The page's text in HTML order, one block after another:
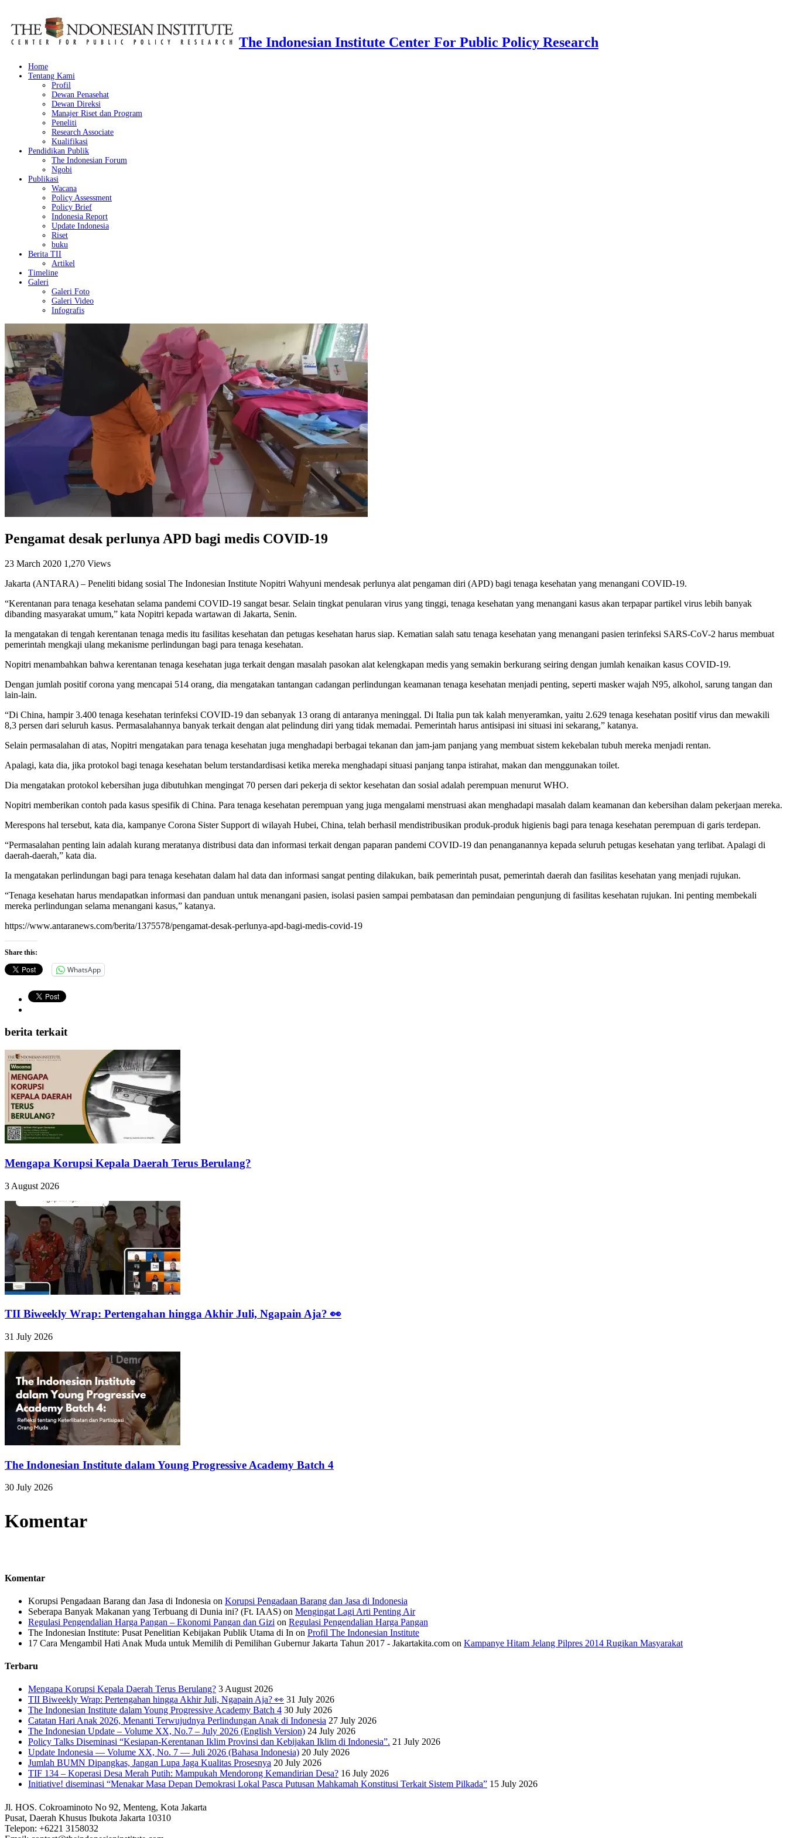
The Indonesian Institute Center For Public Policy Research
Home
Tentang Kami
Profil
Dewan Penasehat
Dewan Direksi
Manajer Riset dan Program
Peneliti
Research Associate
Kualifikasi
Pendidikan Publik
The Indonesian Forum
Ngobi
Publikasi
Wacana
Policy Assessment
Policy Brief
Indonesia Report
Update Indonesia
Riset
buku
Berita TII
Artikel
Timeline
Galeri
Galeri Foto
Galeri Video
Infografis
Pengamat desak perlunya APD bagi medis COVID-19
23 March 2020 1,270 Views
Jakarta (ANTARA) – Peneliti bidang sosial The Indonesian Institute Nopitri Wahyuni mendesak perlunya alat pengaman diri (APD) bagi tenaga kesehatan yang menangani COVID-19.
“Kerentanan para tenaga kesehatan selama pandemi COVID-19 sangat besar. Selain tingkat penularan virus yang tinggi, tenaga kesehatan yang menangani kasus akan terpapar partikel virus lebih banyak
dibanding masyarakat umum,” kata Nopitri kepada wartawan di Jakarta, Senin.
Ia mengatakan di tengah kerentanan tenaga medis itu fasilitas kesehatan dan petugas kesehatan harus siap. Kematian salah satu tenaga kesehatan yang menangani pasien terinfeksi SARS-CoV-2 harus membuat
pemerintah mengkaji ulang mekanisme perlindungan bagi para tenaga kesehatan.
Nopitri menambahkan bahwa kerentanan tenaga kesehatan juga terkait dengan masalah pasokan alat kelengkapan medis yang semakin berkurang seiring dengan jumlah kenaikan kasus COVID-19.
Dengan jumlah positif corona yang mencapai 514 orang, dia mengatakan tantangan cadangan perlindungan keamanan tenaga kesehatan menjadi penting, seperti masker wajah N95, alkohol, sarung tangan dan
lain-lain.
“Di China, hampir 3.400 tenaga kesehatan terinfeksi COVID-19 dan sebanyak 13 orang di antaranya meninggal. Di Italia pun tak kalah menyeramkan, yaitu 2.629 tenaga kesehatan positif virus dan mewakili
8,3 persen dari seluruh kasus. Permasalahannya banyak terkait dengan alat pelindung diri yang tidak memadai. Pemerintah harus antisipasi ini situasi ini sekarang,” katanya.
Selain permasalahan di atas, Nopitri mengatakan para tenaga kesehatan juga menghadapi berbagai tekanan dan jam-jam panjang yang membuat sistem kekebalan tubuh mereka menjadi rentan.
Apalagi, kata dia, jika protokol bagi tenaga kesehatan belum terstandardisasi ketika mereka menghadapi situasi panjang tanpa istirahat, makan dan menggunakan toilet.
Dia mengatakan protokol kebersihan juga dibutuhkan mengingat 70 persen dari pekerja di sektor kesehatan dan sosial adalah perempuan menurut WHO.
Nopitri memberikan contoh pada kasus spesifik di China. Para tenaga kesehatan perempuan yang juga mengalami menstruasi akan menghadapi masalah dalam keamanan dan kebersihan dalam pekerjaan mereka.
Merespons hal tersebut, kata dia, kampanye Corona Sister Support di wilayah Hubei, China, telah berhasil mendistribusikan produk-produk higienis bagi para tenaga kesehatan perempuan di garis terdepan.
“Permasalahan penting lain adalah kurang meratanya distribusi data dan informasi terkait dengan paparan pandemi COVID-19 dan penanganannya kepada seluruh petugas kesehatan yang terlibat. Apalagi di
daerah-daerah,” kata dia.
Ia mengatakan perlindungan bagi para tenaga kesehatan dalam hal data dan informasi sangat penting dilakukan, baik pemerintah pusat, pemerintah daerah dan fasilitas kesehatan yang menjadi rujukan.
“Tenaga kesehatan harus mendapatkan informasi dan panduan untuk menangani pasien, isolasi pasien sampai pembatasan dan pemindaian pengunjung di fasilitas kesehatan rujukan. Ini penting membekali
mereka perlindungan selama menangani kasus,” katanya.
https://www.antaranews.com/berita/1375578/pengamat-desak-perlunya-apd-bagi-medis-covid-19
Share this:
WhatsApp
berita terkait
Mengapa Korupsi Kepala Daerah Terus Berulang?
3 August 2026
TII Biweekly Wrap: Pertengahan hingga Akhir Juli, Ngapain Aja? 👀
31 July 2026
The Indonesian Institute dalam Young Progressive Academy Batch 4
30 July 2026
Komentar
Komentar
Korupsi Pengadaan Barang dan Jasa di Indonesia on Korupsi Pengadaan Barang dan Jasa di Indonesia
Seberapa Banyak Makanan yang Terbuang di Dunia ini? (Ft. IAAS) on Mengingat Lagi Arti Penting Air
Regulasi Pengendalian Harga Pangan – Ekonomi Pangan dan Gizi on Regulasi Pengendalian Harga Pangan
The Indonesian Institute: Pusat Penelitian Kebijakan Publik Utama di In on Profil The Indonesian Institute
17 Cara Mengambil Hati Anak Muda untuk Memilih di Pemilihan Gubernur Jakarta Tahun 2017 - Jakartakita.com on Kampanye Hitam Jelang Pilpres 2014 Rugikan Masyarakat
Terbaru
Mengapa Korupsi Kepala Daerah Terus Berulang? 3 August 2026
TII Biweekly Wrap: Pertengahan hingga Akhir Juli, Ngapain Aja? 👀 31 July 2026
The Indonesian Institute dalam Young Progressive Academy Batch 4 30 July 2026
Catatan Hari Anak 2026, Menanti Terwujudnya Perlindungan Anak di Indonesia 27 July 2026
The Indonesian Update – Volume XX, No.7 – July 2026 (English Version) 24 July 2026
Policy Talks Diseminasi “Kesiapan-Kerentanan Iklim Provinsi dan Kebijakan Iklim di Indonesia”. 21 July 2026
Update Indonesia — Volume XX, No. 7 — Juli 2026 (Bahasa Indonesia) 20 July 2026
Jumlah BUMN Dipangkas, Jangan Lupa Jaga Kualitas Prosesnya 20 July 2026
TIF 134 – Koperasi Desa Merah Putih: Mampukah Mendorong Kemandirian Desa? 16 July 2026
Initiative! diseminasi “Menakar Masa Depan Demokrasi Lokal Pasca Putusan Mahkamah Konstitusi Terkait Sistem Pilkada” 15 July 2026
Jl. HOS. Cokroaminoto No 92, Menteng, Kota Jakarta
Pusat, Daerah Khusus Ibukota Jakarta 10310
Telepon: +6221 3158032